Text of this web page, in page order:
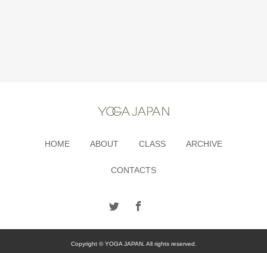
HOME ABOUT CLASS ARCHIVE
CONTACTS
Copyright © YOGA JAPAN. All rights reserved.